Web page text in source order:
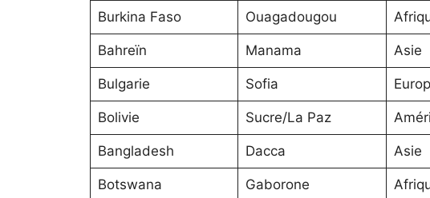
Burkina Faso Ouagadougou
Bahreïn Manama Asie
Bulgarie Sofia
Bolivie Sucre/La Paz
Bangladesh Dacca Asie
Botswana Gaborone